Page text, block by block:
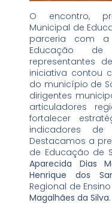
O encontro,
Municipal de
parceria com a
Educação
representantes
iniciativa contou
do município de
dirigentes
articuladores
fortalecer
indicadores de
Destacamos a
de Educação de
Aparecida Dias
Henrique dos
Regional de
Magalhães da Silva.